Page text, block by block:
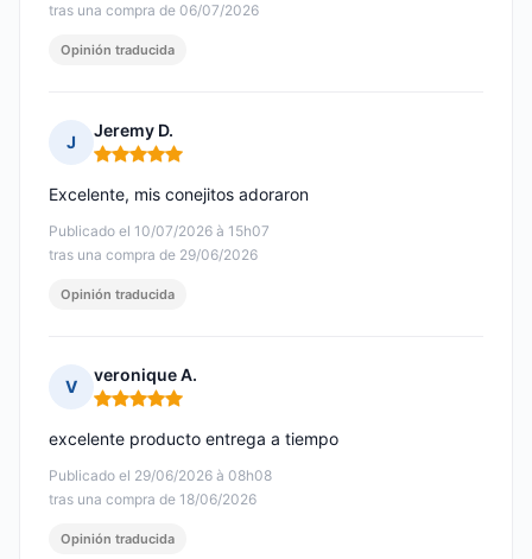
tras una compra de 06/07/2026
Opinión traducida
J
Jeremy D.
Nota: 5 de 5
Publicado el 10/07/2026 à 15h07
tras una compra de 29/06/2026
Excelente, mis conejitos adoraron
Opinión traducida
V
veronique A.
Nota: 5 de 5
Publicado el 29/06/2026 à 08h08
tras una compra de 18/06/2026
excelente producto entrega a tiempo
Opinión traducida